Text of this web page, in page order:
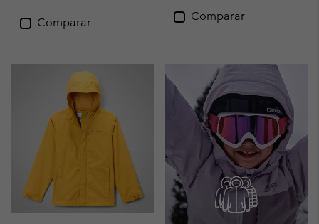
Comparar
Comparar